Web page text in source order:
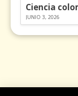
JUNIO 3, 2026